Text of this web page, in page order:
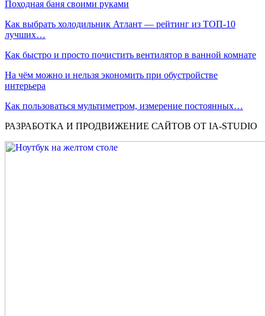
Походная баня своими руками
Как выбрать холодильник Атлант — рейтинг из ТОП-10
лучших…
Как быстро и просто почистить вентилятор в ванной комнате
На чём можно и нельзя экономить при обустройстве
интерьера
Как пользоваться мультиметром, измерение постоянных…
РАЗРАБОТКА И ПРОДВИЖЕНИЕ САЙТОВ ОТ IA-STUDIO